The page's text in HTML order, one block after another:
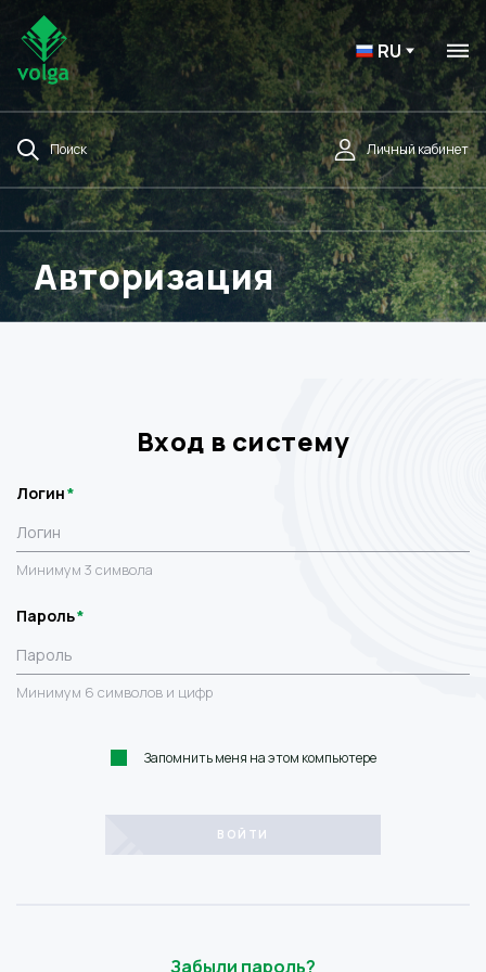
RU
Поиск Личный кабинет
Авторизация
Вход в систему
Логин
Минимум 3 символа
Пароль
Минимум 6 символов и цифр
Запомнить меня на этом компьютере
Забыли пароль?